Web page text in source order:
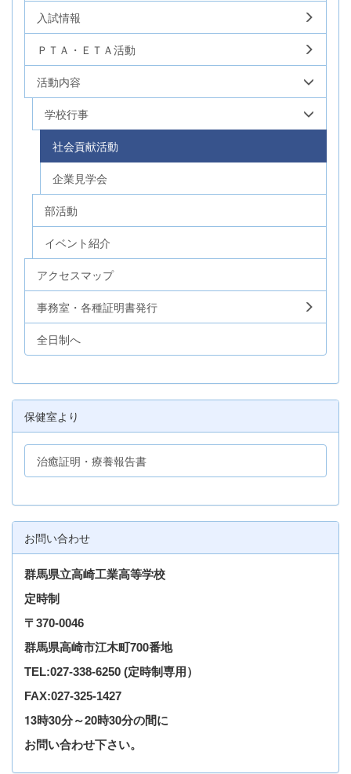
入試情報
ＰＴＡ・ＥＴＡ活動
活動内容
学校行事
社会貢献活動
企業見学会
部活動
イベント紹介
アクセスマップ
事務室・各種証明書発行
全日制へ
保健室より
治癒証明・療養報告書
お問い合わせ
群馬県立高崎工業高等学校
定時制
〒370-0046
群馬県高崎市江木町700番地
TEL:027-338-6250 (定時制専用）
FAX:027-325-1427
13時30分～20時30分の間に
お問い合わせ下さい。